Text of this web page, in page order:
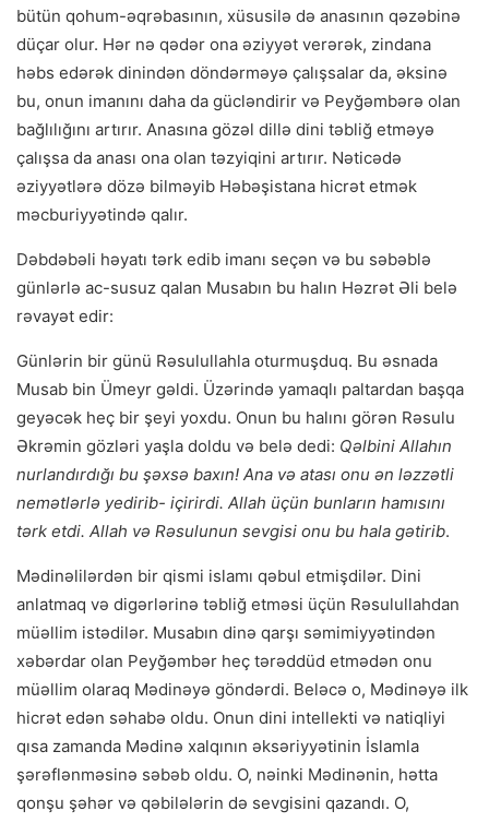
bütün qohum-əqrəbasının, xüsusilə də anasının qəzəbinə
düçar olur. Hər nə qədər ona əziyyət verərək, zindana
həbs edərək dinindən döndərməyə çalışsalar da, əksinə
bu, onun imanını daha da gücləndirir və Peyğəmbərə olan
bağlılığını artırır. Anasına gözəl dillə dini təbliğ etməyə
çalışsa da anası ona olan təzyiqini artırır. Nəticədə
əziyyətlərə dözə bilməyib Həbəşistana hicrət etmək
məcburiyyətində qalır.
Dəbdəbəli həyatı tərk edib imanı seçən və bu səbəblə
günlərlə ac-susuz qalan Musabın bu halın Həzrət Əli belə
rəvayət edir:
Günlərin bir günü Rəsulullahla oturmuşduq. Bu əsnada
Musab bin Ümeyr gəldi. Üzərində yamaqlı paltardan başqa
geyəcək heç bir şeyi yoxdu. Onun bu halını görən Rəsulu
Əkrəmin gözləri yaşla doldu və belə dedi: Qəlbini Allahın
nurlandırdığı bu şəxsə baxın! Ana və atası onu ən ləzzətli
nemətlərlə yedirib- içirirdi. Allah üçün bunların hamısını
tərk etdi. Allah və Rəsulunun sevgisi onu bu hala gətirib.
Mədinəlilərdən bir qismi islamı qəbul etmişdilər. Dini
anlatmaq və digərlərinə təbliğ etməsi üçün Rəsulullahdan
müəllim istədilər. Musabın dinə qarşı səmimiyyətindən
xəbərdar olan Peyğəmbər heç tərəddüd etmədən onu
müəllim olaraq Mədinəyə göndərdi. Beləcə o, Mədinəyə ilk
hicrət edən səhabə oldu. Onun dini intellekti və natiqliyi
qısa zamanda Mədinə xalqının əksəriyyətinin İslamla
şərəflənməsinə səbəb oldu. O, nəinki Mədinənin, hətta
qonşu şəhər və qəbilələrin də sevgisini qazandı. O,